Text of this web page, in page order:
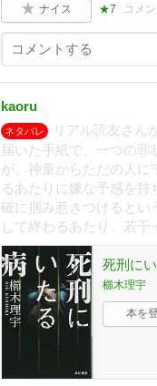
ナイス ★7 コメ
kaoru
ネタバレ
リアル読友さん
届いた手紙で、一つの
が、神童からただの人に
るあたりに嫌な予感を
確に掴み惹きつけるとい
して終わるあたり、若干
死刑に
櫛木理宇
本を